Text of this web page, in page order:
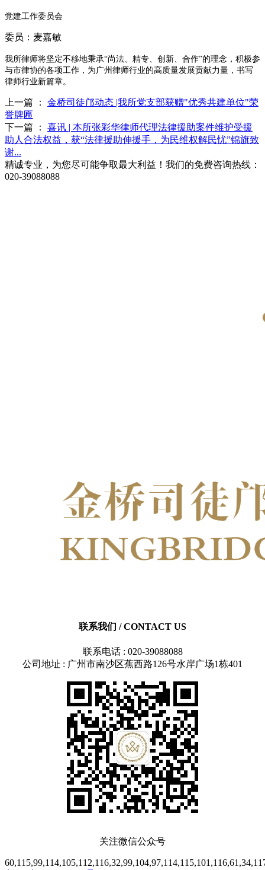
党建工作委员会
委员：麦嘉敏
我所律师将坚定不移地秉承“尚法、精专、创新、合作”的理念，积极参
与市律协的各项工作，为广州律师行业的高质量发展贡献力量，书写
律师行业新篇章。
上一篇 ：
金桥司徒邝动态 |我所党支部获赠"优秀共建单位"荣
誉牌匾
下一篇 ：
喜讯 | 本所张彩华律师代理法律援助案件维护受援
助人合法权益，获“法律援助伸援手，为民维权解民忧”锦旗致
谢...
精诚专业，为您尽可能争取最大利益！我们的免费咨询热线：
020-39088088
联系我们 / CONTACT US
联系电话 : 020-39088088
公司地址 : 广州市南沙区蕉西路126号水岸广场1栋401
关注微信公众号